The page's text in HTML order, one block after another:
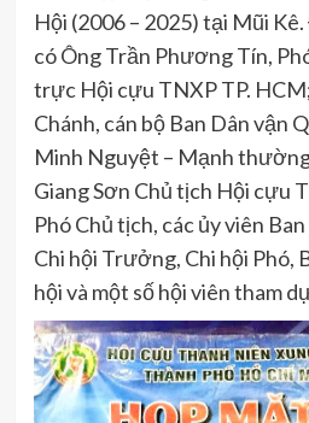
Hội (2006 – 2025) tại Mũi
có Ông Trần Phương Tín,
trực Hội cựu TNXP TP.
Chánh, cán bộ Ban Dân vận
Minh Nguyệt – Mạnh
Giang Sơn Chủ tịch Hội cựu
Phó Chủ tịch, các ủy viên
Chi hội Trưởng, Chi hội Phó,
hội và một số hội viên tham